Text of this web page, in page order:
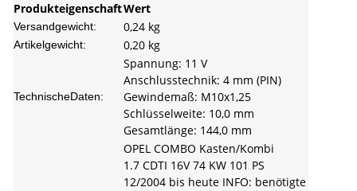
ProdukteigenschaftWert
Versandgewicht: 0,24 kg
Artikelgewicht: 0,20 kg
TechnischeDaten:
Spannung: 11 V
Anschlusstechnik: 4 mm (PIN)
Gewindemaß: M10x1,25
Schlüsselweite: 10,0 mm
Gesamtlänge: 144,0 mm
OPEL COMBO Kasten/Kombi
1.7 CDTI 16V 74 KW 101 PS
12/2004 bis heute INFO: benötigte